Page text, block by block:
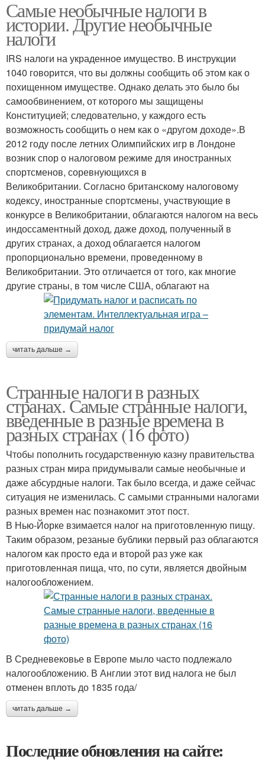
Самые необычные налоги в
истории. Другие необычные
налоги
IRS налоги на украденное имущество. В инструкции
1040 говорится, что вы должны сообщить об этом как о
похищенном имуществе. Однако делать это было бы
самообвинением, от которого мы защищены
Конституцией; следовательно, у каждого есть
возможность сообщить о нем как о «другом доходе».В
2012 году после летних Олимпийских игр в Лондоне
возник спор о налоговом режиме для иностранных
спортсменов, соревнующихся в
Великобритании. Согласно британскому налоговому
кодексу, иностранные спортсмены, участвующие в
конкурсе в Великобритании, облагаются налогом на весь
индоссаментный доход, даже доход, полученный в
других странах, а доход облагается налогом
пропорционально времени, проведенному в
Великобритании. Это отличается от того, как многие
другие страны, в том числе США, облагают на
читать дальше →
Странные налоги в разных
странах. Самые странные налоги,
введенные в разные времена в
разных странах (16 фото)
Чтобы пополнить государственную казну правительства
разных стран мира придумывали самые необычные и
даже абсурдные налоги. Так было всегда, и даже сейчас
ситуация не изменилась. С самыми странными налогами
разных времен нас познакомит этот пост.
В Нью-Йорке взимается налог на приготовленную пищу.
Таким образом, резаные бублики первый раз облагаются
налогом как просто еда и второй раз уже как
приготовленная пища, что, по сути, является двойным
налогообложением.
В Средневековье в Европе мыло часто подлежало
налогообложению. В Англии этот вид налога не был
отменен вплоть до 1835 года/
читать дальше →
Последние обновления на сайте: